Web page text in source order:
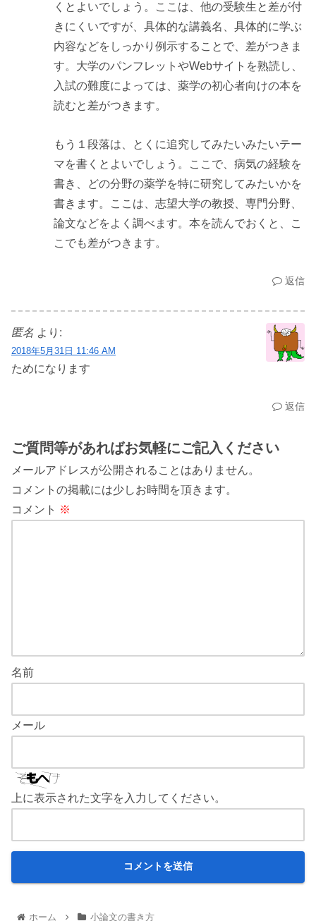
くとよいでしょう。ここは、他の受験生と差が付
きにくいですが、具体的な講義名、具体的に学ぶ
内容などをしっかり例示することで、差がつきま
す。大学のパンフレットやWebサイトを熟読し、
入試の難度によっては、薬学の初心者向けの本を
読むと差がつきます。
もう１段落は、とくに追究してみたいみたいテー
マを書くとよいでしょう。ここで、病気の経験を
書き、どの分野の薬学を特に研究してみたいかを
書きます。ここは、志望大学の教授、専門分野、
論文などをよく調べます。本を読んでおくと、こ
こでも差がつきます。
返信
匿名 より:
2018年5月31日 11:46 AM
ためになります
返信
ご質問等があればお気軽にご記入ください
メールアドレスが公開されることはありません。
コメントの掲載には少しお時間を頂きます。
コメント ※
名前
メール
上に表示された文字を入力してください。
ホーム 小論文の書き方